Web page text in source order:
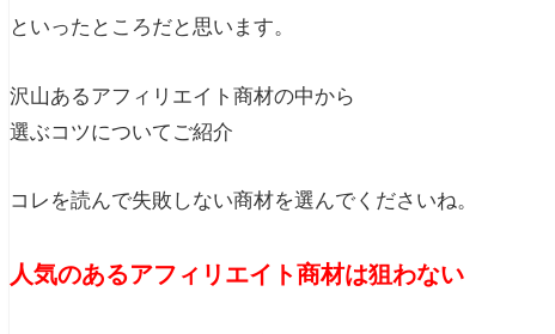
といったところだと思います。
沢山あるアフィリエイト商材の中から
選ぶコツについてご紹介
コレを読んで失敗しない商材を選んでくださいね。
人気のあるアフィリエイト商材は狙わない